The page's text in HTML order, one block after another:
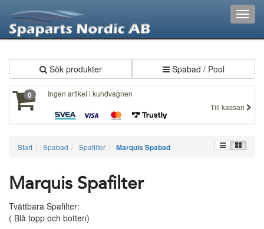
Sök produkter Spabad / Pool
0
Ingen artikel i kundvagnen
Till kassan
Start Spabad Spafilter Marquis Spabad
Marquis Spafilter
Tvättbara Spafilter:
( Blå topp och botten)